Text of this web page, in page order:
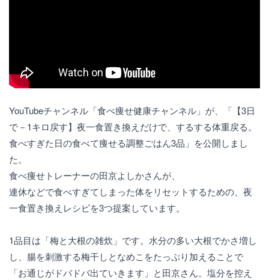
YouTubeチャンネル「食べ痩せ健康チャンネル」が、「【3日
で－1キロ戻す】夜一食置き換えだけで、するする体重戻る。
食べすぎた日の食べて痩せる調整ごはん3品」を公開しまし
た。
食べ痩せトレーナーの田京よしかさんが、
連休などで食べすぎてしまった体をリセットするための、夜
一食置き換えレシピを3つ提案しています。
1品目は「梅と大根の雑炊」です。水分の多い大根でかさ増し
し、腸を刺激する梅干しとなめこをたっぷり加えることで
「お通じがドバドバ出ていきます」と田京さん。塩分を控え